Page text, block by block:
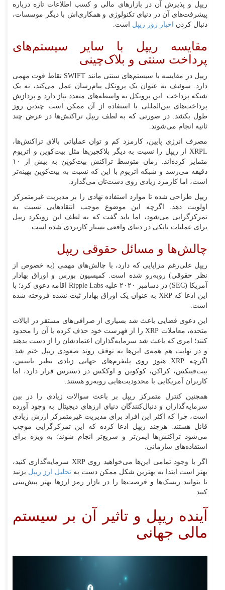
ریپل و پذیرش آن در بازارهای مالی و کسب اطلاعات تازه درباره
پیشرفت‌های آن در دنیای تکنولوژی و همکاری‌اش با دیگر موسسات،
دنبال کردن
اخبار روز ریپل است.
مقایسه ریپل با سایر سیستم‌های
پرداخت سنتی و بلاک‌چینی
ریپل در مقایسه با سیستم‌های سنتی مانند SWIFT نقاط قوت مهمی
دارد. سوئیف به عنوان یک پروتکل پیام‌رسان عمل می‌کند، نه یک
شبکه پرداخت. این پروتکل به واسطه‌های متعدد نیاز دارد و پردازش
پرداخت‌های بین‌المللی با استفاده از آن ممکن است چندین روز
طول بکشد. در صورتی که به لطف ریپل تراکنش‌ها در عرض چند
ثانیه انجام می‌شوند.
مصرف انرژی پایین، کارمزد کم و توان عملیاتی بالای تراکنش‌ها،
XRPL از ریپل را نسبت به دیگر بلاکچین‌ها مثل بیت‌کوین و اتریوم
متمایز کرده‌اند. زمان متوسط تراکنش بیت‌کوین به بیش از ۱۰
دقیقه می‌رسد و شبکه اتریوم با این که نسبت به بیت‌کوین بهینه‌تر
است، اما کارمزد زیادی روی دست‌تان می‌گذارد.
ریپل طراحی شده تا موارد استفاده نهادی را بر مدیریت غیرمتمرکز
اولویت دهد. اگرچه این موضوع موجب انتقادهایی نسبت به
تمرکزگرایی می‌شود، اما باید گفت که به لطف این رویکرد ریپل
برای عملیات بانکی در دنیای واقعی بسیار کاربردی شده است.
چالش‌ها و مسائل حقوقی ریپل
ریپل علی‌رغم مزایایی که دارد، با چالش‌های مهمی (به خصوص از
نظر حقوقی) روبه‌رو شده است. کمیسیون بورس و اوراق بهادار
آمریکا (SEC) در دسامبر ۲۰۲۰ علیه Ripple Labs اقامه دعوی کرد؛ با
این ادعا که XRP به عنوان یک اوراق بهادار ثبت نشده فروخته شده
است.
این دعوی قضایی باعث شد بسیاری از صرافی‌های مستقر در ایالات
متحده، معاملات XRP را از فهرست خود حذف کرده یا آن را محدود
کنند؛ امری که باعث شد سرمایه‌گذاران اعتمادشان را از دست بدهند
و در نهایت هم همه‌ی این‌ها به توقف روند صعودی ریپل ختم شد.
اگرچه XRP هنوز روی پلتفرم‌های جهانی زیادی نظیر بایننس،
بیت‌فینکس، کراکن، کوکوین و اوککس در دسترس قرار دارد، اما
کاربران آمریکایی با محدودیت‌هایی روبه‌رو هستند.
همچنین کنترل متمرکز ریپل بر باعث سوالات زیادی را در بین
سرمایه‌گذاران و دنبال‌کنندگان دنیای ارزهای دیجیتال به وجود آورده
است، چرا که اکثر این افراد برای مدیریت غیرمتمرکز ارزش زیادی
قائل هستند. هرچند ریپل ادعا کرده که این تمرکزگرایی موجب
می‌شود تراکنش‌ها ایمن‌تر و سریع‌تر انجام شوند؛ به ویژه برای
استفاده‌های سازمانی.
اگر با وجود تمامی این‌ها می‌خواهید روی XRP سرمایه‌گذاری کنید،
بهتر است ابتدا به بهترین شکل ممکن دست بهتحلیل ارز ریپل بزنید
تا بتوانید ریسک‌ها و فرصت‌ها را در بازار رمز ارزها بهتر پیش‌بینی
کنند.
آینده ریپل و تاثیر آن بر سیستم
مالی جهانی